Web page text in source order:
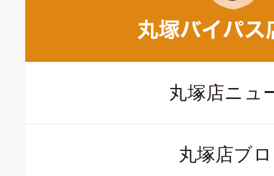
丸塚店ニュ
丸塚店ブ